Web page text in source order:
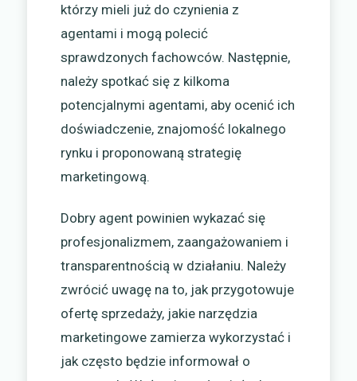
którzy mieli już do czynienia z
agentami i mogą polecić
sprawdzonych fachowców. Następnie,
należy spotkać się z kilkoma
potencjalnymi agentami, aby ocenić ich
doświadczenie, znajomość lokalnego
rynku i proponowaną strategię
marketingową.
Dobry agent powinien wykazać się
profesjonalizmem, zaangażowaniem i
transparentnością w działaniu. Należy
zwrócić uwagę na to, jak przygotowuje
ofertę sprzedaży, jakie narzędzia
marketingowe zamierza wykorzystać i
jak często będzie informował o